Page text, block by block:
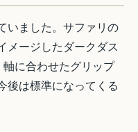
いました。サファリの
メージしたダークダス
に合わせたグリップ
後は標準になってくる